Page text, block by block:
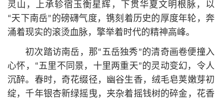
灵山，上承轸宿玉衡星辉，下贯华夏文明根脉，以
“天下南岳”的磅礴气度，镌刻着历史的厚度年轮，奔
涌着现实的滚烫血脉，擎举着时代的精神高峰。
初次踏访南岳，那“五岳独秀”的清奇画卷便撞入
心怀，“五里不同景，十里两重天”的灵动变幻，令人
沉醉。春时，奇花缀径，幽谷生香，绒毛皂荚嫩芽初
绽，千年银杏新绿摇曳，夹杂着摇钱树的碎金，花香